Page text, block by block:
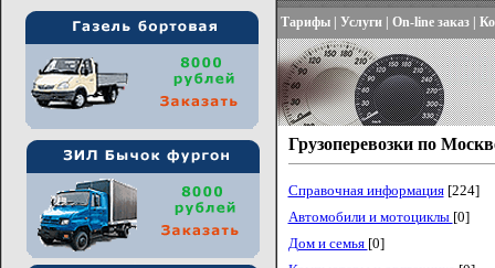
Тарифы Услуги On-line заказ
Грузоперевозки по
Справочная информация[224]
Автомобили и мотоциклы [0]
Дом и семья [0]